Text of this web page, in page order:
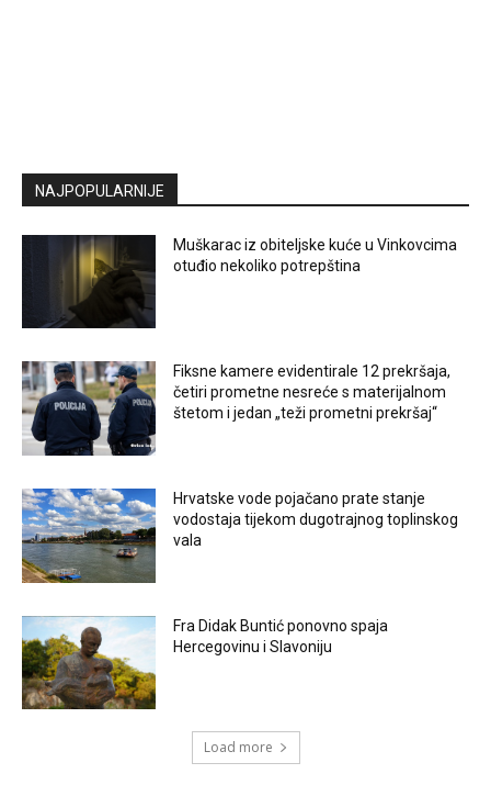
NAJPOPULARNIJE
Muškarac iz obiteljske kuće u Vinkovcima
otuđio nekoliko potrepština
Fiksne kamere evidentirale 12 prekršaja,
četiri prometne nesreće s materijalnom
štetom i jedan „teži prometni prekršaj“
Hrvatske vode pojačano prate stanje
vodostaja tijekom dugotrajnog toplinskog
vala
Fra Didak Buntić ponovno spaja
Hercegovinu i Slavoniju
Load more